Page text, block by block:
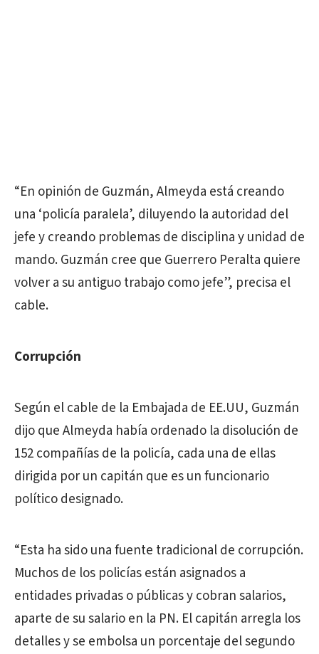
“En opinión de Guzmán, Almeyda está creando
una ‘policía paralela’, diluyendo la autoridad del
jefe y creando problemas de disciplina y unidad de
mando. Guzmán cree que Guerrero Peralta quiere
volver a su antiguo trabajo como jefe”, precisa el
cable.
Corrupción
Según el cable de la Embajada de EE.UU, Guzmán
dijo que Almeyda había ordenado la disolución de
152 compañías de la policía, cada una de ellas
dirigida por un capitán que es un funcionario
político designado.
“Esta ha sido una fuente tradicional de corrupción.
Muchos de los policías están asignados a
entidades privadas o públicas y cobran salarios,
aparte de su salario en la PN. El capitán arregla los
detalles y se embolsa un porcentaje del segundo